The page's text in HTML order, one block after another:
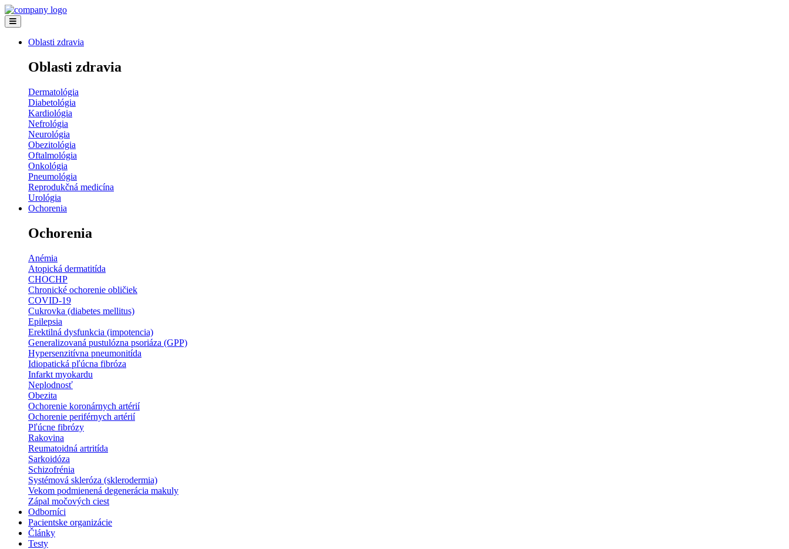
Oblasti zdravia
Oblasti zdravia
Dermatológia
Diabetológia
Kardiológia
Nefrológia
Neurológia
Obezitológia
Oftalmológia
Onkológia
Pneumológia
Reprodukčná medicína
Urológia
Ochorenia
Ochorenia
Anémia
Atopická dermatitída
CHOCHP
Chronické ochorenie obličiek
COVID-19
Cukrovka (diabetes mellitus)
Epilepsia
Erektilná dysfunkcia (impotencia)
Generalizovaná pustulózna psoriáza (GPP)
Hypersenzitívna pneumonitída
Idiopatická pľúcna fibróza
Infarkt myokardu
Neplodnosť
Obezita
Ochorenie koronárnych artérií
Ochorenie periférnych artérií
Pľúcne fibrózy
Rakovina
Reumatoidná artritída
Sarkoidóza
Schizofrénia
Systémová skleróza (sklerodermia)
Vekom podmienená degenerácia makuly
Zápal močových ciest
Odborníci
Pacientske organizácie
Články
Testy